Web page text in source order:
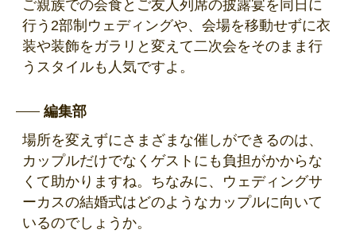
ご親族での会食とご友人列席の披露宴を同日に
行う2部制ウェディングや、会場を移動せずに衣
装や装飾をガラリと変えて二次会をそのまま行
うスタイルも人気ですよ。
編集部
場所を変えずにさまざまな催しができるのは、
カップルだけでなくゲストにも負担がかからな
くて助かりますね。ちなみに、ウェディングサ
ーカスの結婚式はどのようなカップルに向いて
いるのでしょうか。